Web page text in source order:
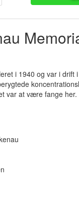
i 1940 og var i
var at være fange her.